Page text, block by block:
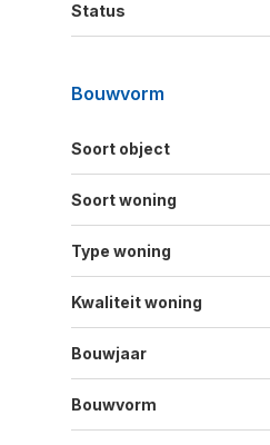
Status
Bouwvorm
Soort object
Soort woning
Type woning
Kwaliteit woning
Bouwjaar
Bouwvorm